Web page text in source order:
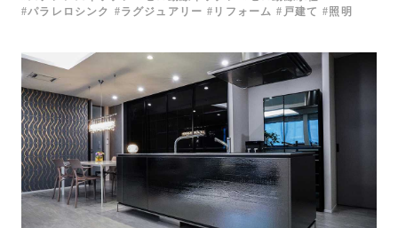
パラレロシンク
ラグジュアリー リフォーム 戸建て 照明